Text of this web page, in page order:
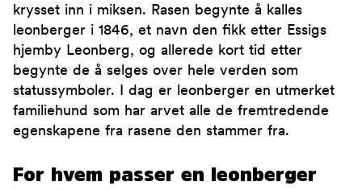
krysset inn i miksen. Rasen begynte å kalles
leonberger i 1846, et navn den fikk etter Essigs
hjemby Leonberg, og allerede kort tid etter
begynte de å selges over hele verden som
statussymboler. I dag er leonberger en utmerket
familiehund som har arvet alle de fremtredende
egenskapene fra rasene den stammer fra.
For hvem passer en leonberger